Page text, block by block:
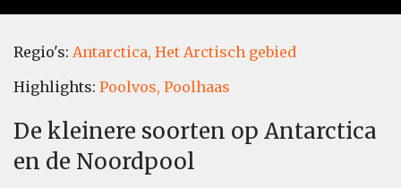
Regio's: Antarctica, Het Arctisch gebied
Highlights: Poolvos, Poolhaas
De kleinere soorten op Antarctica
en de Noordpool